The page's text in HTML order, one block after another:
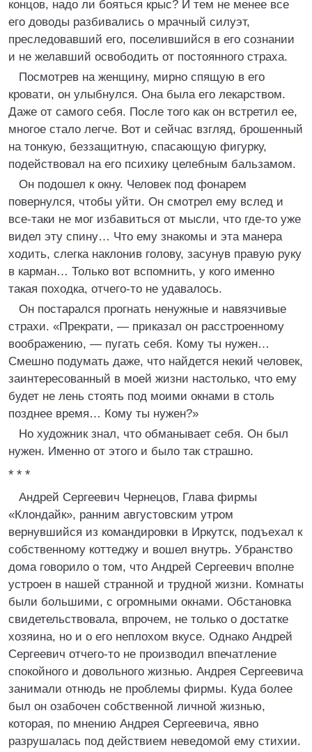
концов, надо ли бояться крыс? И тем не менее все
его доводы разбивались о мрачный силуэт,
преследовавший его, поселившийся в его сознании
и не желавший освободить от постоянного страха.
Посмотрев на женщину, мирно спящую в его
кровати, он улыбнулся. Она была его лекарством.
Даже от самого себя. После того как он встретил ее,
многое стало легче. Вот и сейчас взгляд, брошенный
на тонкую, беззащитную, спасающую фигурку,
подействовал на его психику целебным бальзамом.
Он подошел к окну. Человек под фонарем
повернулся, чтобы уйти. Он смотрел ему вслед и
все-таки не мог избавиться от мысли, что где-то уже
видел эту спину… Что ему знакомы и эта манера
ходить, слегка наклонив голову, засунув правую руку
в карман… Только вот вспомнить, у кого именно
такая походка, отчего-то не удавалось.
Он постарался прогнать ненужные и навязчивые
страхи. «Прекрати, — приказал он расстроенному
воображению, — пугать себя. Кому ты нужен…
Смешно подумать даже, что найдется некий человек,
заинтересованный в моей жизни настолько, что ему
будет не лень стоять под моими окнами в столь
позднее время… Кому ты нужен?»
Но художник знал, что обманывает себя. Он был
нужен. Именно от этого и было так страшно.
* * *
Андрей Сергеевич Чернецов, Глава фирмы
«Клондайк», ранним августовским утром
вернувшийся из командировки в Иркутск, подъехал к
собственному коттеджу и вошел внутрь. Убранство
дома говорило о том, что Андрей Сергеевич вполне
устроен в нашей странной и трудной жизни. Комнаты
были большими, с огромными окнами. Обстановка
свидетельствовала, впрочем, не только о достатке
хозяина, но и о его неплохом вкусе. Однако Андрей
Сергеевич отчего-то не производил впечатление
спокойного и довольного жизнью. Андрея Сергеевича
занимали отнюдь не проблемы фирмы. Куда более
был он озабочен собственной личной жизнью,
которая, по мнению Андрея Сергеевича, явно
разрушалась под действием неведомой ему стихии.